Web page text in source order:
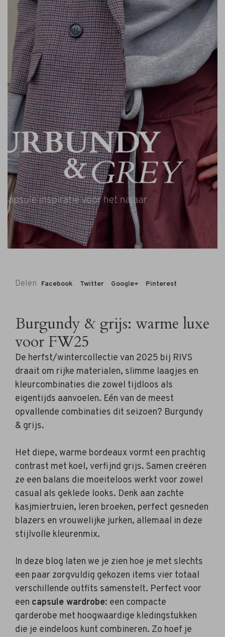
Delen Facebook Twitter Google+ Pinterest
Burgundy & grijs: warme luxe
voor FW25
De herfst/wintercollectie van 2025 bij RIVS
draait om rijke materialen, slimme laagjes en
kleurcombinaties die zowel tijdloos als
eigentijds aanvoelen. Eén van de meest
opvallende combinaties dit seizoen? Burgundy
& grijs.
Het diepe, warme bordeaux vormt een prachtig
contrast met koel, verfijnd grijs. Samen creëren
ze een balans die moeiteloos werkt voor zowel
casual als geklede looks. Denk aan zachte
kasjmiertruien, leren broeken, perfect gesneden
blazers en vrouwelijke jurken, allemaal in deze
stijlvolle kleurenmix.
In deze blog laten we je zien hoe je met slechts
een paar zorgvuldig gekozen items vier totaal
verschillende outfits samenstelt. Perfect voor
een capsule wardrobe: een compacte
garderobe met hoogwaardige kledingstukken
die je eindeloos kunt combineren. Zo hoef je